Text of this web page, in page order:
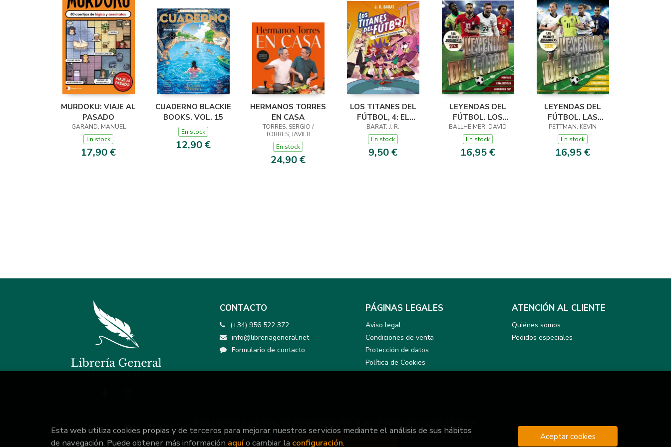
MURDOKU: VIAJE AL
PASADO
GARAND, MANUEL
En stock
17,90 €
CUADERNO BLACKIE
BOOKS. VOL. 15
En stock
12,90 €
HERMANOS TORRES
EN CASA
TORRES, SERGIO /
TORRES, JAVIER
En stock
24,90 €
LOS TITANES DEL
FÚTBOL, 4: EL
ASESINATO DEL
DELANTERO
CENTRO
BARAT, J. R.
En stock
9,50 €
LEYENDAS DEL
FÚTBOL. LOS
MEJORES
JUGADORES 2026
BALLHEIMER, DAVID
En stock
16,95 €
LEYENDAS DEL
FÚTBOL. LAS
MEJORES
JUGADORAS 2026
PETTMAN, KEVIN
En stock
16,95 €
CONTACTO
(+34) 956 522 372
info@libreriageneral.net
Formulario de contacto
PÁGINAS LEGALES
Aviso legal
Condiciones de venta
Protección de datos
Política de Cookies
ATENCIÓN AL CLIENTE
Quiénes somos
Pedidos especiales
Esta web utiliza cookies propias y de terceros para mejorar nuestros servicios mediante el análisis de sus hábitos
de navegación. Puede obtener más información aquío cambiar la configuración.
Aceptar cookies